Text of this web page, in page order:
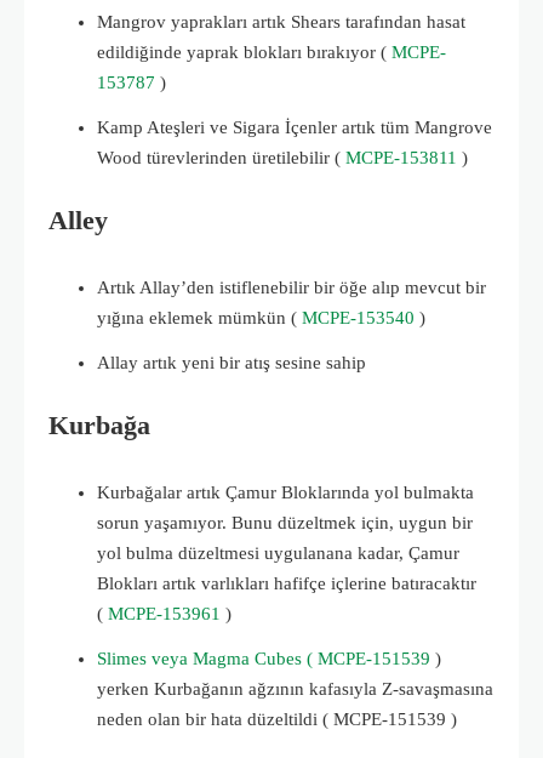
Mangrov yaprakları artık Shears tarafından hasat
edildiğinde yaprak blokları bırakıyor ( MCPE-
153787 )
Kamp Ateşleri ve Sigara İçenler artık tüm Mangrove
Wood türevlerinden üretilebilir ( MCPE-153811 )
Alley
Artık Allay’den istiflenebilir bir öğe alıp mevcut bir
yığına eklemek mümkün ( MCPE-153540 )
Allay artık yeni bir atış sesine sahip
Kurbağa
Kurbağalar artık Çamur Bloklarında yol bulmakta
sorun yaşamıyor. Bunu düzeltmek için, uygun bir
yol bulma düzeltmesi uygulanana kadar, Çamur
Blokları artık varlıkları hafifçe içlerine batıracaktır
( MCPE-153961 )
Slimes veya Magma Cubes ( MCPE-151539 )
yerken Kurbağanın ağzının kafasıyla Z-savaşmasına
neden olan bir hata düzeltildi ( MCPE-151539 )